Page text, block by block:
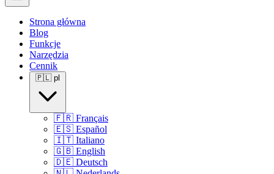
Strona główna
Blog
Funkcje
Narzędzia
Cennik
🇵🇱 pl
🇫🇷 Français
🇪🇸 Español
🇮🇹 Italiano
🇬🇧 English
🇩🇪 Deutsch